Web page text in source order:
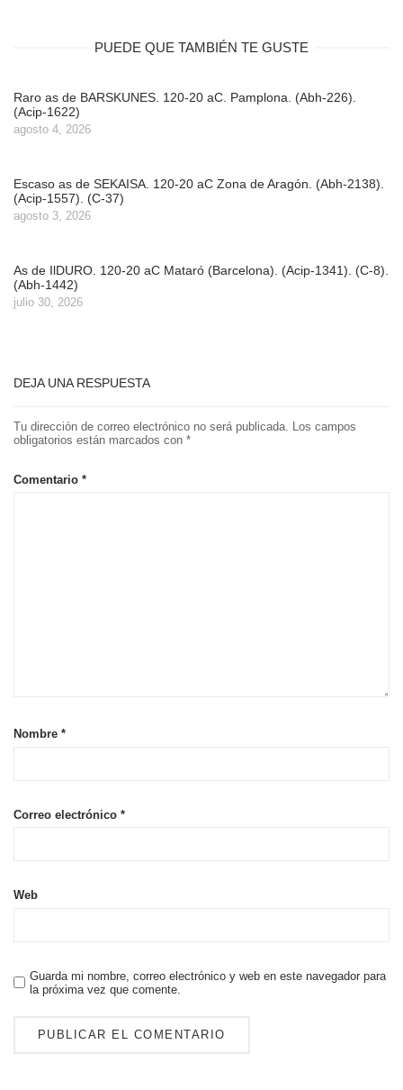
PUEDE QUE TAMBIÉN TE GUSTE
Raro as de BARSKUNES. 120-20 aC. Pamplona. (Abh-226).
(Acip-1622)
agosto 4, 2026
Escaso as de SEKAISA. 120-20 aC Zona de Aragón. (Abh-2138).
(Acip-1557). (C-37)
agosto 3, 2026
As de IlDURO. 120-20 aC Mataró (Barcelona). (Acip-1341). (C-8).
(Abh-1442)
julio 30, 2026
DEJA UNA RESPUESTA
Tu dirección de correo electrónico no será publicada. Los campos
obligatorios están marcados con *
Comentario *
Nombre *
Correo electrónico *
Web
Guarda mi nombre, correo electrónico y web en este navegador para
la próxima vez que comente.